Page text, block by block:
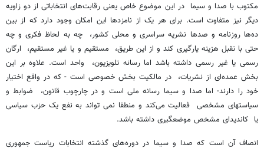
مکتوب با صدا و سیما در این موضوع خاص یعنی رقابت‌های انتخاباتی از دو زاویه
دیگر نیز متفاوت است. برای هر یک از نامزدها این امکان وجود دارد که از بین
ده‌ها روزنامه و صدها نشریه سراسری و محلی کشور، چه به لحاظ فکری و چه
حتی با تقبل هزینه یارگیری کند و از این طریق، مستقیم و یا غیر مستقیم، ارگان
رسمی یا غیر رسمی داشته باشد اما رسانه تلویزیون، واحد است. علاوه بر این
بخش عمده‌ای از نشریات، در مالکیت بخش خصوصی است - که در واقع اختیار
خود را دارند- اما صدا و سیما رسانه ملی است و در چارچوب قانون، ضوابط و
سیاستهای مشخصی فعالیت می‌کند و منطقا نمی تواند به نفع یک حزب سیاسی
یا کاندیدای مشخص موضعگیری داشته باشد.
انصاف آن است که صدا و سیما در دوره‌های گذشته انتخابات ریاست جمهوری